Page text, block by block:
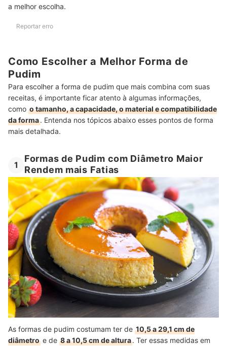
a melhor escolha.
Reportar erro
Como Escolher a Melhor Forma de
Pudim
Para escolher a forma de pudim que mais combina com suas
receitas, é importante ficar atento à algumas informações,
como o tamanho, a capacidade, o material e compatibilidade
da forma. Entenda nos tópicos abaixo esses pontos de forma
mais detalhada.
1
Formas de Pudim com Diâmetro Maior
Rendem mais Fatias
As formas de pudim costumam ter de 10,5 a 29,1 cm de
diâmetro e de 8 a 10,5 cm de altura. Ter essas medidas em